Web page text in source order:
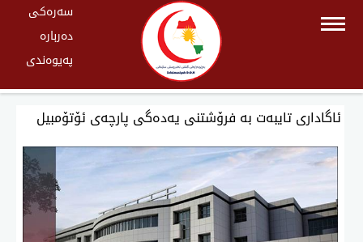
سەرەکی
دەربارە
پەیوەندی
ئاگاداری تایبەت بە فرۆشتنی یەدەگی پارچەی ئۆتۆمبیل